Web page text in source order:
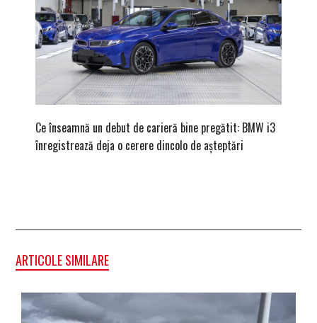
Ce înseamnă un debut de carieră bine pregătit: BMW i3
înregistrează deja o cerere dincolo de așteptări
ARTICOLE SIMILARE